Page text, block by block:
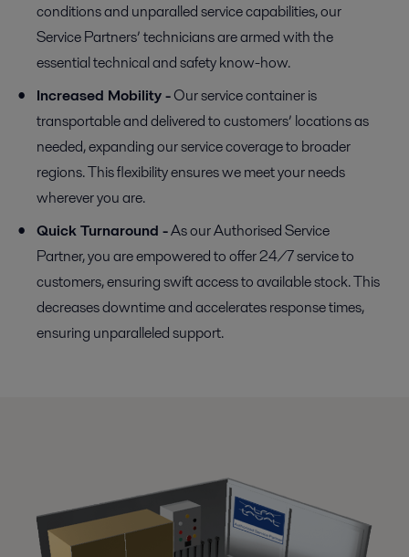
conditions and unparalled service capabilities, our
Service Partners’ technicians are armed with the
essential technical and safety know-how.
Increased Mobility -Our service container is
transportable and delivered to customers’ locations as
needed, expanding our service coverage to broader
regions. This flexibility ensures we meet your needs
wherever you are.
Quick Turnaround -As our Authorised Service
Partner, you are empowered to offer 24/7 service to
customers, ensuring swift access to available stock. This
decreases downtime and accelerates response times,
ensuring unparalleled support.